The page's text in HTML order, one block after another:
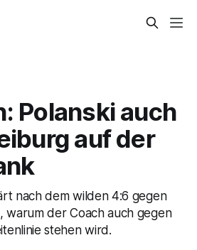
Polanski auch
auf der
nach dem wilden 4:6 gegen
warum der Coach auch gegen
stehen wird.